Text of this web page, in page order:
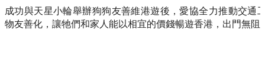
成功與天星小輪舉辦狗狗友善維港遊後，愛協全力推動交通
物友善化，讓牠們和家人能以相宜的價錢暢遊香港，出門無阻